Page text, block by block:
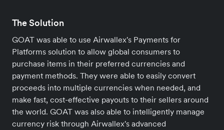
The Solution
GOAT was able to use Airwallex's Payments for
Platforms solution to allow global consumers to
purchase items in their preferred currencies and
payment methods. They were able to easily convert
proceeds into multiple currencies when needed, and
make fast, cost-effective payouts to their sellers around
the world. GOAT was also able to intelligently manage
currency risk through Airwallex's advanced